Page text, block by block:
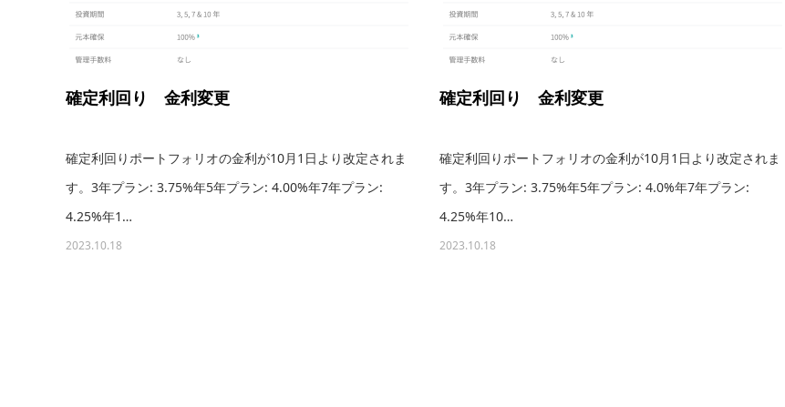
確定利回り 金利変更
確定利回りポートフォリオの金利が10月1日より改定されま
す。3年プラン: 3.75%年5年プラン: 4.00%年7年プラン:
4.25%年1…
2023.10.18
確定利回り 金利変更
確定利回りポートフォリオの金利が10月1日より改定されま
す。3年プラン: 3.75%年5年プラン: 4.0%年7年プラン:
4.25%年10…
2023.10.18